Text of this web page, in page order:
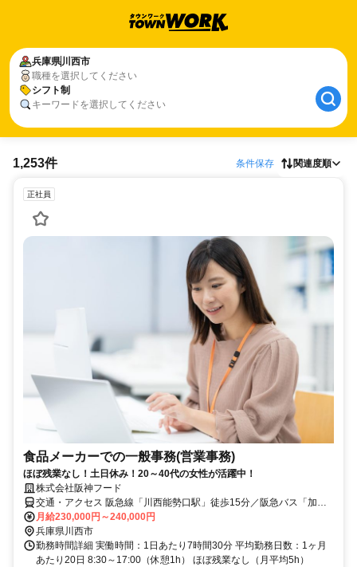
兵庫県川西市
職種を選択してください
シフト制
キーワードを選択してください
1,253件 条件保存 関連度順
正社員
食品メーカーでの一般事務(営業事務)
ほぼ残業なし！土日休み！20～40代の女性が活躍中！
株式会社阪神フード
交通・アクセス 阪急線「川西能勢口駅」徒歩15分／阪急バス「加茂
南口」下車徒歩2分 ✅車・バイク通勤OK
月給230,000円～240,000円
兵庫県川西市
勤務時間詳細 実働時間：1日あたり7時間30分 平均勤務日数：1ヶ月
あたり20日 8:30～17:00（休憩1h） ほぼ残業なし（月平均5h）